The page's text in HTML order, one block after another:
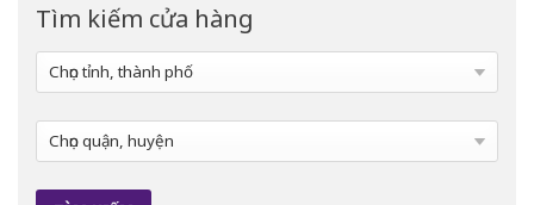
Tìm kiếm cửa hàng